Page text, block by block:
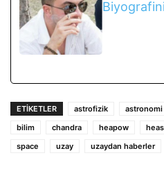
ETIKETLER astrofizik astronomi
bilim
chandra heapow
space
uzay uzaydan haberler